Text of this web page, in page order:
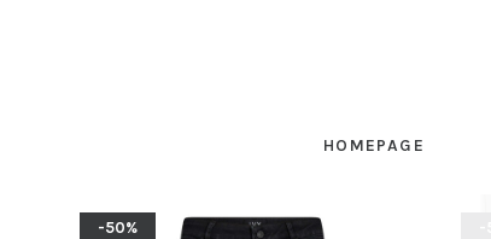
HOMEPAGE
-50%